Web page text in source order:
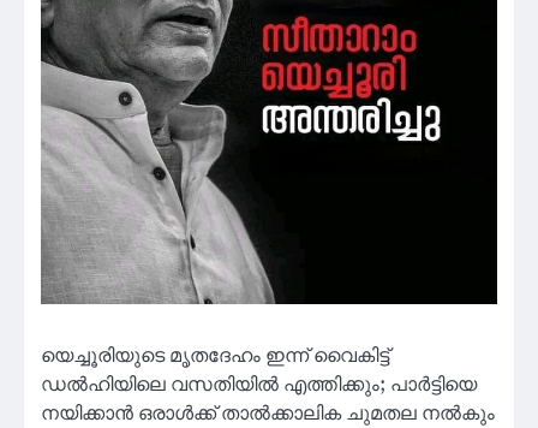
യെച്ചൂരിയുടെ മൃതദേഹം ഇന്ന് വൈകിട്ട്
ഡൽഹിയിലെ വസതിയിൽ എത്തിക്കും; പാർട്ടിയെ
നയിക്കാൻ ഒരാൾക്ക് താൽക്കാലിക ചുമതല നൽകും